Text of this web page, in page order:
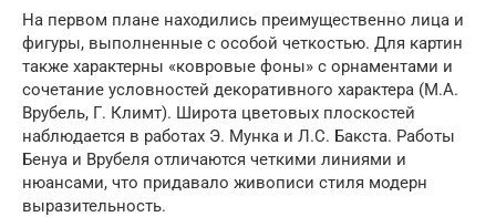
На первом плане находились преимущественно лица и
фигуры, выполненные с особой четкостью. Для картин
также характерны «ковровые фоны» с орнаментами и
сочетание условностей декоративного характера (М.А.
Врубель, Г. Климт). Широта цветовых плоскостей
наблюдается в работах Э. Мунка и Л.С. Бакста. Работы
Бенуа и Врубеля отличаются четкими линиями и
нюансами, что придавало живописи стиля модерн
выразительность.